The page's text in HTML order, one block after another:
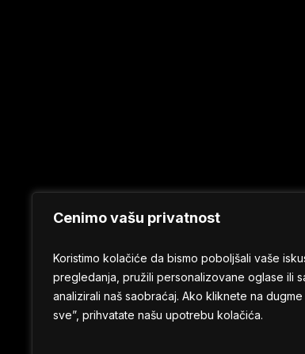
Cenimo vašu privatnost
Koristimo kolačiće da bismo poboljšali vaše
pregledanja, pružili personalizovane oglase ili
analizirali naš saobraćaj. Ako kliknete na dugme
sve”, prihvatate našu upotrebu kolačića.